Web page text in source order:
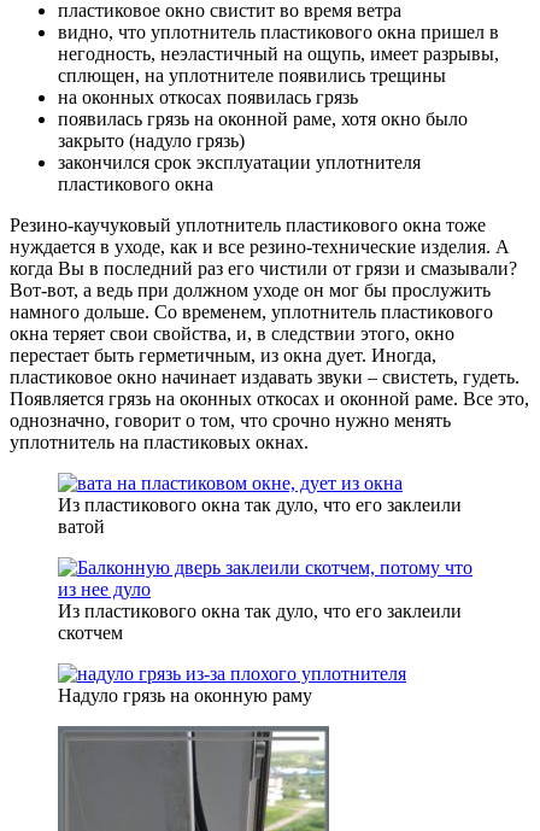
пластиковое окно свистит во время ветра
видно, что уплотнитель пластикового окна пришел в
негодность, неэластичный на ощупь, имеет разрывы,
сплющен, на уплотнителе появились трещины
на оконных откосах появилась грязь
появилась грязь на оконной раме, хотя окно было
закрыто (надуло грязь)
закончился срок эксплуатации уплотнителя
пластикового окна
Резино-каучуковый уплотнитель пластикового окна тоже
нуждается в уходе, как и все резино-технические изделия. А
когда Вы в последний раз его чистили от грязи и смазывали?
Вот-вот, а ведь при должном уходе он мог бы прослужить
намного дольше. Со временем, уплотнитель пластикового
окна теряет свои свойства, и, в следствии этого, окно
перестает быть герметичным, из окна дует. Иногда,
пластиковое окно начинает издавать звуки – свистеть, гудеть.
Появляется грязь на оконных откосах и оконной раме. Все это,
однозначно, говорит о том, что срочно нужно менять
уплотнитель на пластиковых окнах.
Из пластикового окна так дуло, что его заклеили
ватой
Из пластикового окна так дуло, что его заклеили
скотчем
Надуло грязь на оконную раму